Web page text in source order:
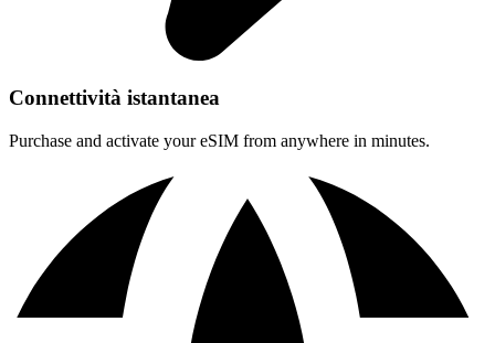
Connettività istantanea
Purchase and activate your eSIM from anywhere in minutes.